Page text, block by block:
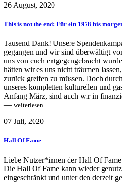
26 August, 2020
This is not the end: Für ein 1978 bis
Tausend Dank! Unsere
gegangen und wir sind überwältigt
uns von euch entgegengebracht
hätten wir es uns nicht träumen
zurück greifen zu müssen. Doch
unseres kompletten kulturellen und
Anfang März, sind auch wir in
— weiterlesen...
07 Juli, 2020
Hall Of Fame
Liebe Nutzer*innen der Hall Of
Die Hall Of Fame kann wieder
eingeschränkt und unter den derzeit